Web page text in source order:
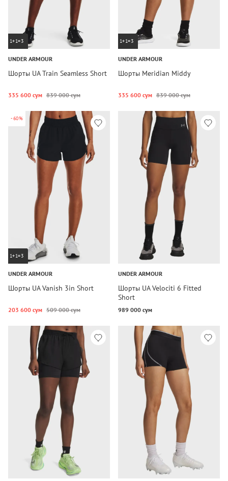
1+1=3
UNDER ARMOUR
Шорты UA Train Seamless Short
335 600 сум 839 000 сум
1+1=3
UNDER ARMOUR
Шорты Meridian Middy
335 600 сум 839 000 сум
-60%
1+1=3
UNDER ARMOUR
Шорты UA Vanish 3in Short
203 600 сум 509 000 сум
UNDER ARMOUR
Шорты UA Velociti 6 Fitted
Short
989 000 сум